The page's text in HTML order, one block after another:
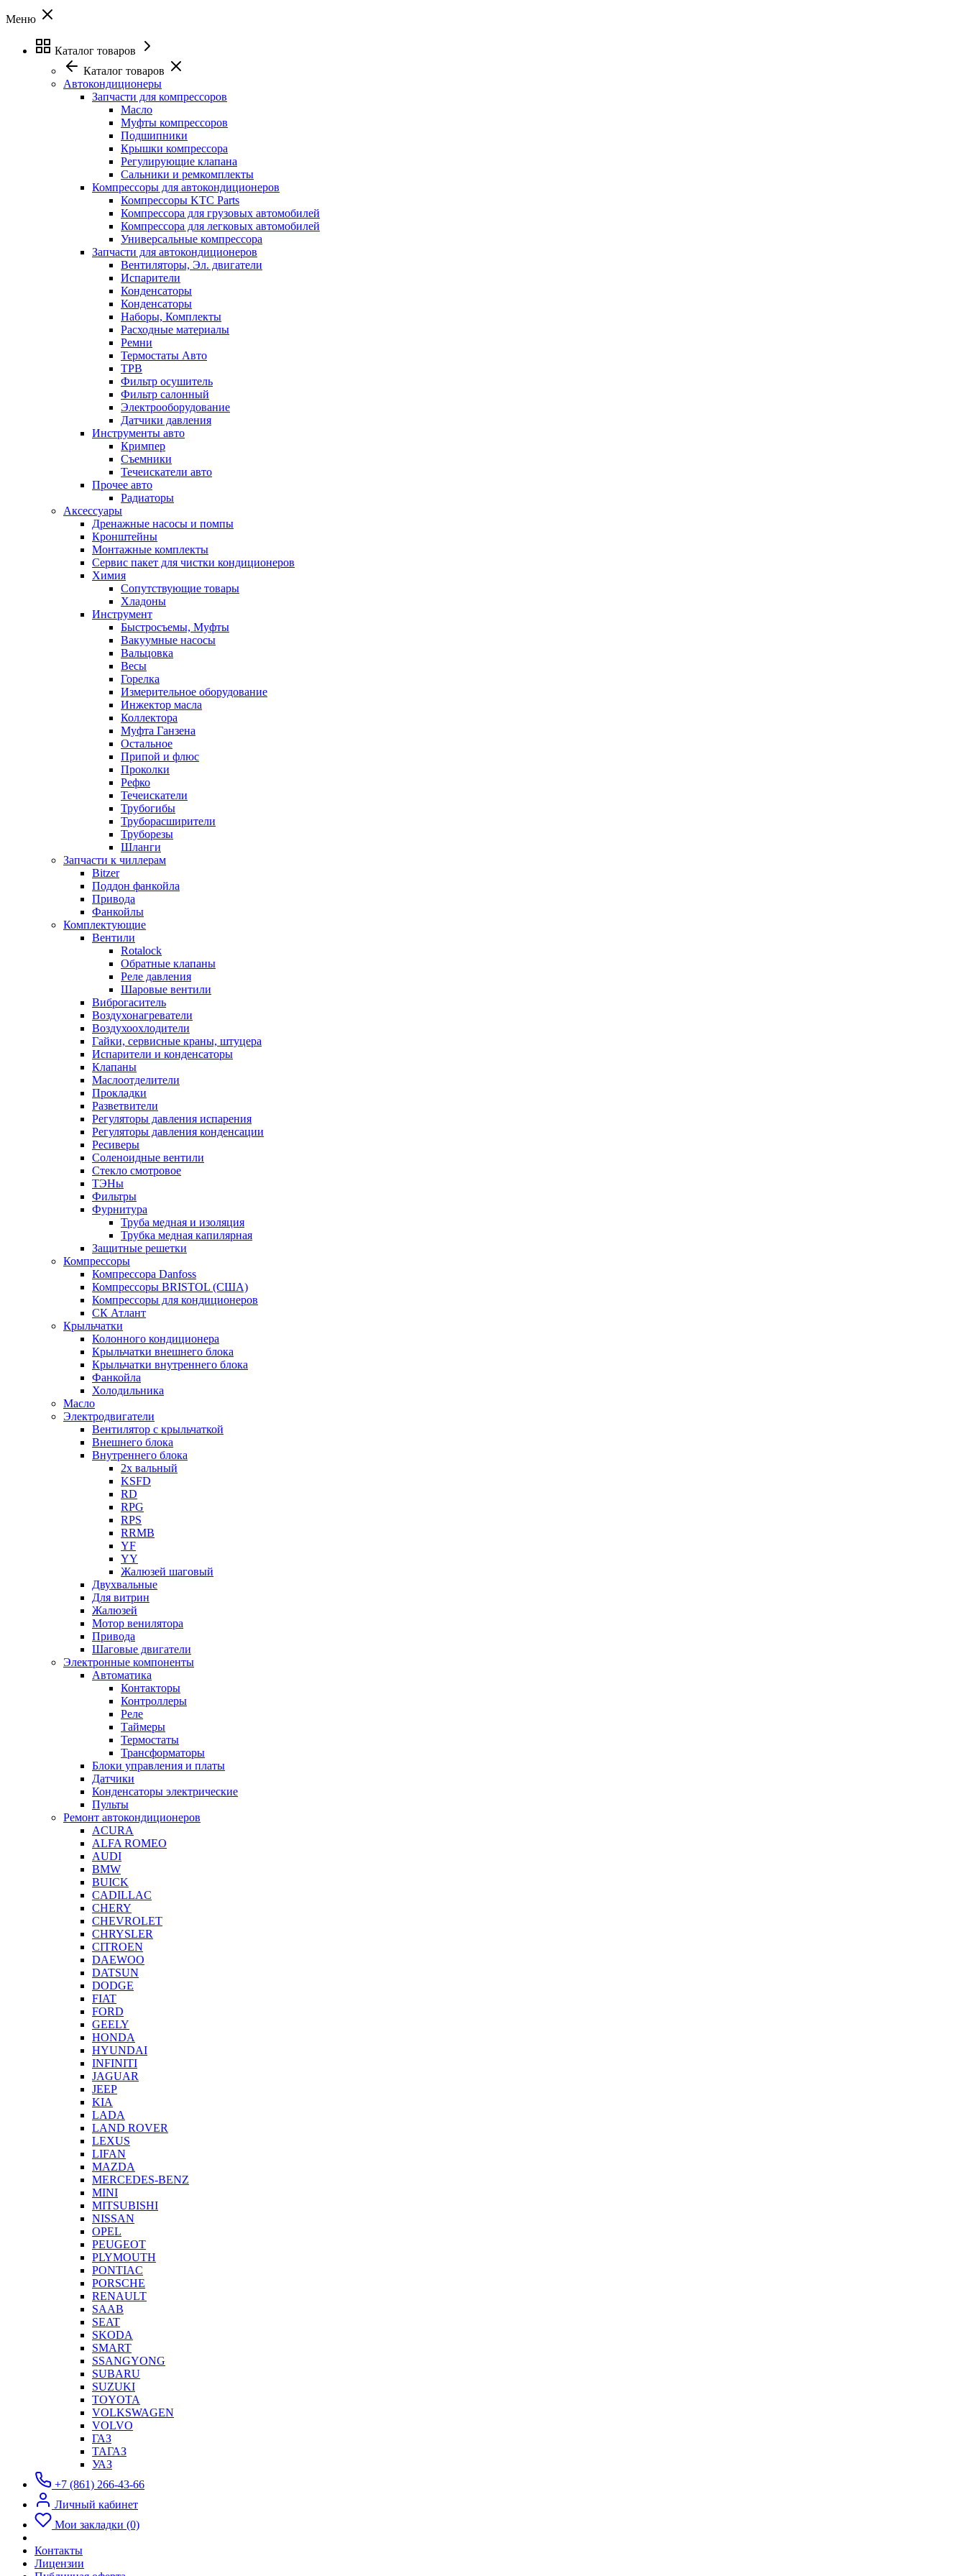
Меню
Каталог товаров
Каталог товаров
Автокондиционеры
Запчасти для компрессоров
Масло
Муфты компрессоров
Подшипники
Крышки компрессора
Регулирующие клапана
Сальники и ремкомплекты
Компрессоры для автокондиционеров
Компрессоры KTC Parts
Компрессора для грузовых автомобилей
Компрессора для легковых автомобилей
Универсальные компрессора
Запчасти для автокондиционеров
Вентиляторы, Эл. двигатели
Испарители
Конденсаторы
Конденсаторы
Наборы, Комплекты
Расходные материалы
Ремни
Термостаты Авто
ТРВ
Фильтр осушитель
Фильтр салонный
Электрооборудование
Датчики давления
Инструменты авто
Кримпер
Съемники
Течеискатели авто
Прочее авто
Радиаторы
Аксессуары
Дренажные насосы и помпы
Кронштейны
Монтажные комплекты
Сервис пакет для чистки кондиционеров
Химия
Сопутствующие товары
Хладоны
Инструмент
Быстросъемы, Муфты
Вакуумные насосы
Вальцовка
Весы
Горелка
Измерительное оборудование
Инжектор масла
Коллектора
Муфта Ганзена
Остальное
Припой и флюс
Проколки
Рефко
Течеискатели
Трубогибы
Труборасширители
Труборезы
Шланги
Запчасти к чиллерам
Bitzer
Поддон фанкойла
Привода
Фанкойлы
Комплектующие
Вентили
Rotalock
Обратные клапаны
Реле давления
Шаровые вентили
Виброгаситель
Воздухонагреватели
Воздухоохлодители
Гайки, сервисные краны, штуцера
Испарители и конденсаторы
Клапаны
Маслоотделители
Прокладки
Разветвители
Регуляторы давления испарения
Регуляторы давления конденсации
Ресиверы
Соленоидные вентили
Стекло смотровое
ТЭНы
Фильтры
Фурнитура
Труба медная и изоляция
Трубка медная капилярная
Защитные решетки
Компрессоры
Компрессора Danfoss
Компрессоры BRISTOL (США)
Компрессоры для кондиционеров
СК Атлант
Крыльчатки
Колонного кондиционера
Крыльчатки внешнего блока
Крыльчатки внутреннего блока
Фанкойла
Холодильника
Масло
Электродвигатели
Вентилятор с крыльчаткой
Внешнего блока
Внутреннего блока
2х вальный
KSFD
RD
RPG
RPS
RRMB
YF
YY
Жалюзей шаговый
Двухвальные
Для витрин
Жалюзей
Мотор венилятора
Привода
Шаговые двигатели
Электронные компоненты
Автоматика
Контакторы
Контроллеры
Реле
Таймеры
Термостаты
Трансформаторы
Блоки управления и платы
Датчики
Конденсаторы электрические
Пульты
Ремонт автокондиционеров
ACURA
ALFA ROMEO
AUDI
BMW
BUICK
CADILLAC
CHERY
CHEVROLET
CHRYSLER
CITROEN
DAEWOO
DATSUN
DODGE
FIAT
FORD
GEELY
HONDA
HYUNDAI
INFINITI
JAGUAR
JEEP
KIA
LADA
LAND ROVER
LEXUS
LIFAN
MAZDA
MERCEDES-BENZ
MINI
MITSUBISHI
NISSAN
OPEL
PEUGEOT
PLYMOUTH
PONTIAC
PORSCHE
RENAULT
SAAB
SEAT
SKODA
SMART
SSANGYONG
SUBARU
SUZUKI
TOYOTA
VOLKSWAGEN
VOLVO
ГАЗ
ТАГАЗ
УАЗ
+7 (861) 266-43-66
Личный кабинет
Мои закладки (0)
Контакты
Лицензии